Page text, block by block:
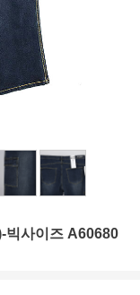
빅사이즈 A60680